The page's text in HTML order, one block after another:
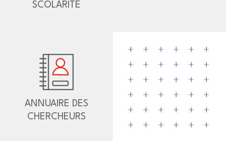
SCOLARITÉ
ANNUAIRE DES
CHERCHEURS